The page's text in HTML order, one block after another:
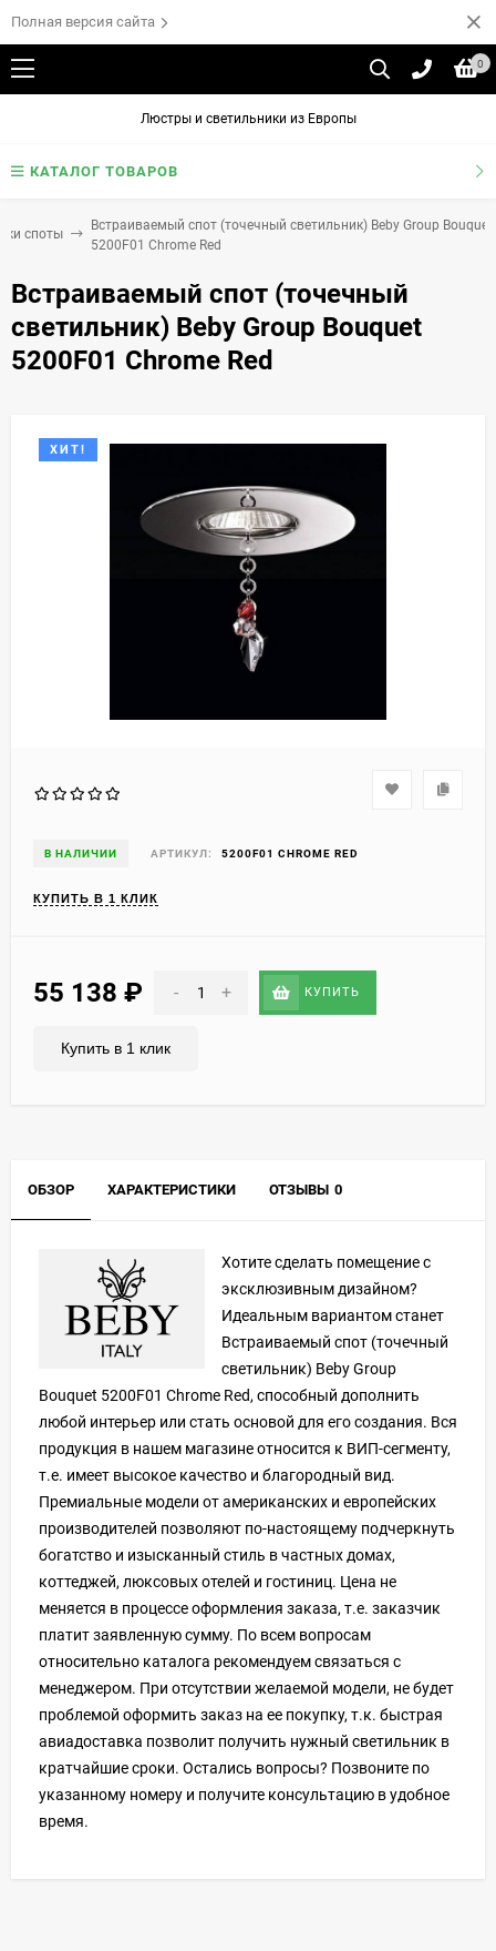
Полная версия сайта
0
Люстры и светильники из Европы
КАТАЛОГ ТОВАРОВ
споты
Встраиваемый спот (точечный светильник) Beby Group Bouquet
5200F01 Chrome Red
Встраиваемый спот (точечный
светильник) Beby Group Bouquet
5200F01 Chrome Red
ХИТ!
В НАЛИЧИИ АРТИКУЛ: 5200F01 CHROME RED
КУПИТЬ В 1 КЛИК
55 138 ₽ - + КУПИТЬ
Купить в 1 клик
ОБЗОР ХАРАКТЕРИСТИКИ ОТЗЫВЫ 0
Хотите сделать помещение с
эксклюзивным дизайном?
Идеальным вариантом станет
Встраиваемый спот (точечный
светильник) Beby Group
Bouquet 5200F01 Chrome Red, способный дополнить
любой интерьер или стать основой для его создания. Вся
продукция в нашем магазине относится к ВИП-сегменту,
т.е. имеет высокое качество и благородный вид.
Премиальные модели от американских и европейских
производителей позволяют по-настоящему подчеркнуть
богатство и изысканный стиль в частных домах,
коттеджей, люксовых отелей и гостиниц. Цена не
меняется в процессе оформления заказа, т.е. заказчик
платит заявленную сумму. По всем вопросам
относительно каталога рекомендуем связаться с
менеджером. При отсутствии желаемой модели, не будет
проблемой оформить заказ на ее покупку, т.к. быстрая
авиадоставка позволит получить нужный светильник в
кратчайшие сроки. Остались вопросы? Позвоните по
указанному номеру и получите консультацию в удобное
время.